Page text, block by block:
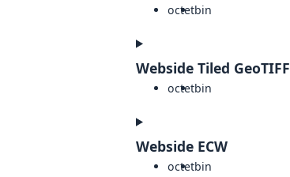
octetbin
Webside Tiled GeoTIFF
octetbin
Webside ECW
octetbin